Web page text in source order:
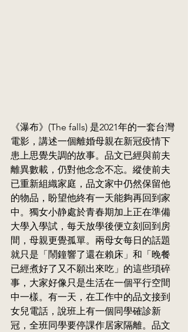
《瀑布》(The falls) 是2021年的一套台灣
電影，講述一個離婚母親在新冠疫情下
患上思覺失調的故事。品文已經與前夫
離異數載，仍對他念念不忘。縱使前夫
已重新組織家庭，品文家中仍然保留他
的物品，盼望他終有一天能夠再回到家
中。獨女小静處於青春期加上正在準備
大學入學試，每天放學後便立刻回到房
間，母親更覺孤單。兩母女每日的話題
就只是「鬧鐘響了還在賴床」和「晚餐
已經煮好了又不願出來吃」的這些瑣碎
事，大家好像只是生活在一個平行空間
中一樣。有一天，在工作中的品文接到
女兒電話，說班上有一個同學確診新
冠，全班同學要停課作居家隔離。品文